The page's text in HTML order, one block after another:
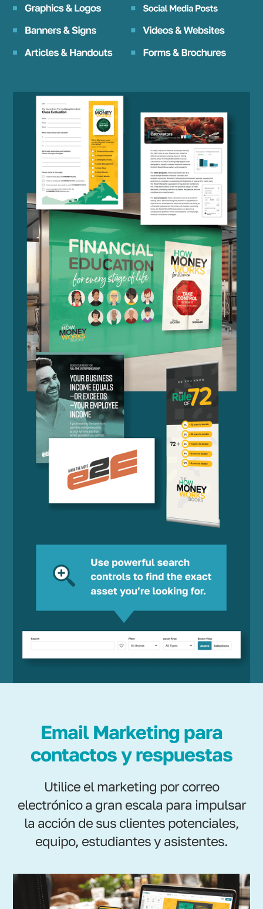
Email Marketing para
contactos y respuestas
Utilice el marketing por correo
electrónico a gran escala para impulsar
la acción de sus clientes potenciales,
equipo, estudiantes y asistentes.